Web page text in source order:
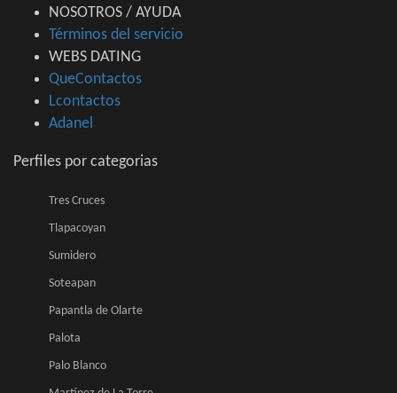
NOSOTROS / AYUDA
Términos del servicio
WEBS DATING
QueContactos
Lcontactos
Adanel
Perfiles por categorias
Tres Cruces
Tlapacoyan
Sumidero
Soteapan
Papantla de Olarte
Palota
Palo Blanco